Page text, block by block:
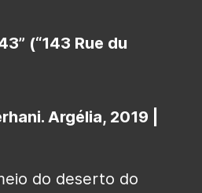
(“143 Rue du
Argélia, 2019 |
do deserto do